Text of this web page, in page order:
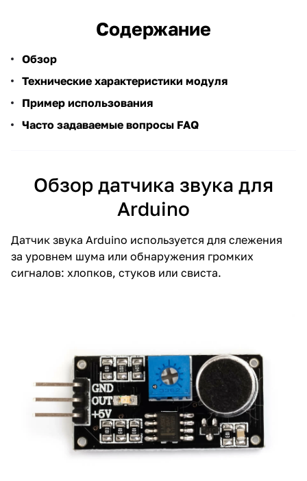
Содержание
Обзор
Технические характеристики модуля
Пример использования
Часто задаваемые вопросы FAQ
Обзор датчика звука для
Arduino
Датчик звука Arduino используется для слежения
за уровнем шума или обнаружения громких
сигналов: хлопков, стуков или свиста.